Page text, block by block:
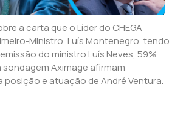
a carta que o Líder do CHEGA
Ministro, Luís Montenegro, tendo
do ministro Luís Neves, 59%
sondagem Aximage afirmam
posição e atuação de André Ventura.